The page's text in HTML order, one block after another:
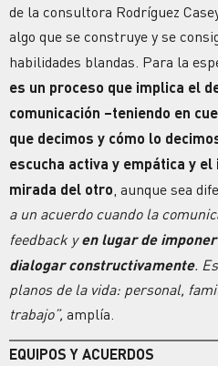
de la consultora Rodríguez
algo que se construye y se
habilidades blandas. Para la
es un proceso que implica el
comunicación –teniendo en
que decimos y cómo lo
escucha activa y empática y el
mirada del otro , aunque sea
a un acuerdo cuando la
feedback yen lugar de
dialogar constructivamente.
planos de la vida: personal,
trabajo”, amplía.
EQUIPOS Y ACUERDOS